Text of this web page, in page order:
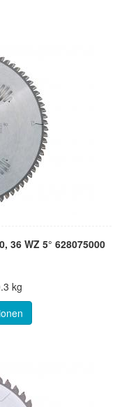
36 WZ 5° 628075000
kg